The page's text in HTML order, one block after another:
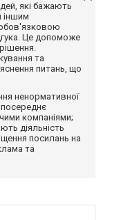
які бажають
іншим
Це допоможе
та
питань, що
ненормативної
компаніями;
діяльність
посилань на
та